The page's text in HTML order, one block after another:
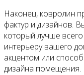
Наконец, ковролин
фактур и дизайнов.
который лучше
интерьеру вашего
акцентом или
дизайна помещения.